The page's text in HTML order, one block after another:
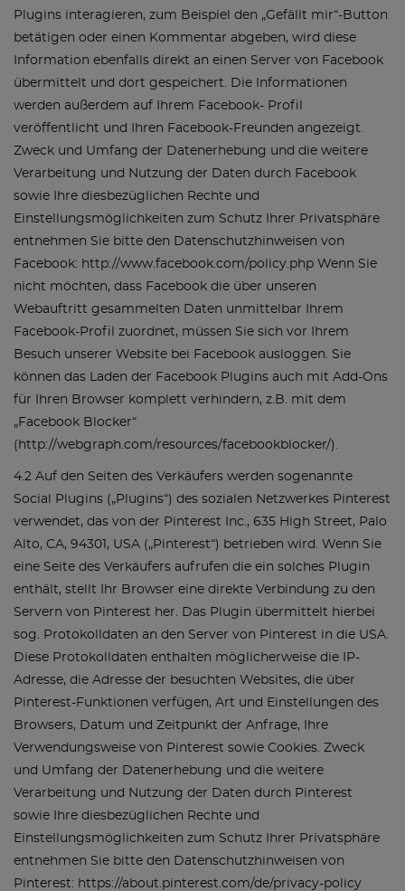
Plugins interagieren, zum Beispiel den „Gefällt mir“-Button
betätigen oder einen Kommentar abgeben, wird diese
Information ebenfalls direkt an einen Server von Facebook
übermittelt und dort gespeichert. Die Informationen
werden außerdem auf Ihrem Facebook- Profil
veröffentlicht und Ihren Facebook-Freunden angezeigt.
Zweck und Umfang der Datenerhebung und die weitere
Verarbeitung und Nutzung der Daten durch Facebook
sowie Ihre diesbezüglichen Rechte und
Einstellungsmöglichkeiten zum Schutz Ihrer Privatsphäre
entnehmen Sie bitte den Datenschutzhinweisen von
Facebook: http://www.facebook.com/policy.php Wenn Sie
nicht möchten, dass Facebook die über unseren
Webauftritt gesammelten Daten unmittelbar Ihrem
Facebook-Profil zuordnet, müssen Sie sich vor Ihrem
Besuch unserer Website bei Facebook ausloggen. Sie
können das Laden der Facebook Plugins auch mit Add-Ons
für Ihren Browser komplett verhindern, z.B. mit dem
„Facebook Blocker“
(http://webgraph.com/resources/facebookblocker/).
4.2 Auf den Seiten des Verkäufers werden sogenannte
Social Plugins („Plugins“) des sozialen Netzwerkes Pinterest
verwendet, das von der Pinterest Inc., 635 High Street, Palo
Alto, CA, 94301, USA („Pinterest“) betrieben wird. Wenn Sie
eine Seite des Verkäufers aufrufen die ein solches Plugin
enthält, stellt Ihr Browser eine direkte Verbindung zu den
Servern von Pinterest her. Das Plugin übermittelt hierbei
sog. Protokolldaten an den Server von Pinterest in die USA.
Diese Protokolldaten enthalten möglicherweise die IP-
Adresse, die Adresse der besuchten Websites, die über
Pinterest-Funktionen verfügen, Art und Einstellungen des
Browsers, Datum und Zeitpunkt der Anfrage, Ihre
Verwendungsweise von Pinterest sowie Cookies. Zweck
und Umfang der Datenerhebung und die weitere
Verarbeitung und Nutzung der Daten durch Pinterest
sowie Ihre diesbezüglichen Rechte und
Einstellungsmöglichkeiten zum Schutz Ihrer Privatsphäre
entnehmen Sie bitte den Datenschutzhinweisen von
Pinterest: https://about.pinterest.com/de/privacy-policy